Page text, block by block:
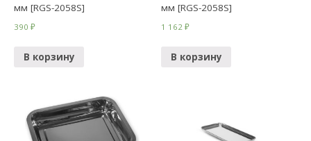
мм [RGS-2058S]
390₽
В корзину
мм [RGS-2058S]
1 162₽
В корзину